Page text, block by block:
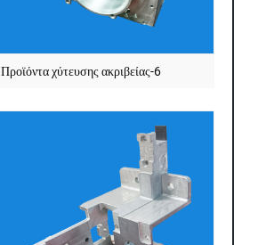
Προϊόντα χύτευσης ακριβείας-6